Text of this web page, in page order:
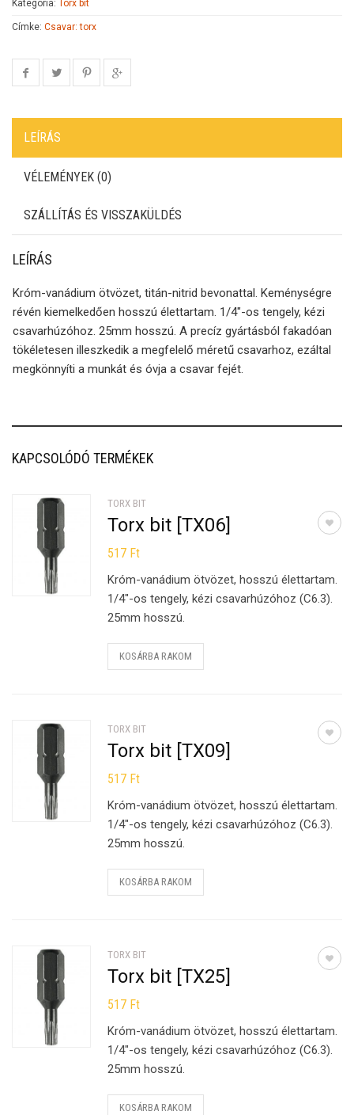
Kategória: Torx bit
Címke: Csavar: torx
LEÍRÁS
VÉLEMÉNYEK (0)
SZÁLLÍTÁS ÉS VISSZAKÜLDÉS
LEÍRÁS
Króm-vanádium ötvözet, titán-nitrid bevonattal. Keménységre
révén kiemelkedően hosszú élettartam. 1/4″-os tengely, kézi
csavarhúzóhoz. 25mm hosszú. A precíz gyártásból fakadóan
tökéletesen illeszkedik a megfelelő méretű csavarhoz, ezáltal
megkönnyíti a munkát és óvja a csavar fejét.
KAPCSOLÓDÓ TERMÉKEK
TORX BIT
Torx bit [TX06]
517 Ft
Króm-vanádium ötvözet, hosszú élettartam.
1/4″-os tengely, kézi csavarhúzóhoz (C6.3).
25mm hosszú.
KOSÁRBA RAKOM
TORX BIT
Torx bit [TX09]
517 Ft
Króm-vanádium ötvözet, hosszú élettartam.
1/4″-os tengely, kézi csavarhúzóhoz (C6.3).
25mm hosszú.
KOSÁRBA RAKOM
TORX BIT
Torx bit [TX25]
517 Ft
Króm-vanádium ötvözet, hosszú élettartam.
1/4″-os tengely, kézi csavarhúzóhoz (C6.3).
25mm hosszú.
KOSÁRBA RAKOM